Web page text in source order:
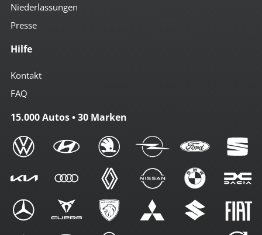
Niederlassungen
Presse
Hilfe
Kontakt
FAQ
15.000 Autos • 30 Marken